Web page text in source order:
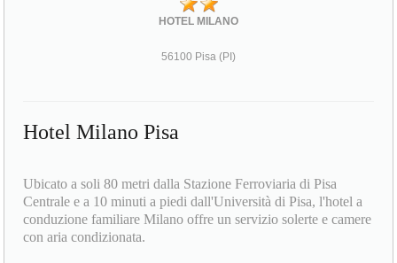
HOTEL MILANO
56100 Pisa (PI)
Hotel Milano Pisa
Ubicato a soli 80 metri dalla Stazione Ferroviaria di Pisa
Centrale e a 10 minuti a piedi dall'Università di Pisa, l'hotel a
conduzione familiare Milano offre un servizio solerte e camere
con aria condizionata.